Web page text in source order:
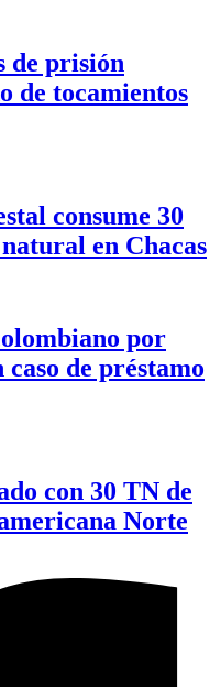
de prisión
de tocamientos
consume 30
en Chacas
por
de préstamo
con 30 TN de
Norte